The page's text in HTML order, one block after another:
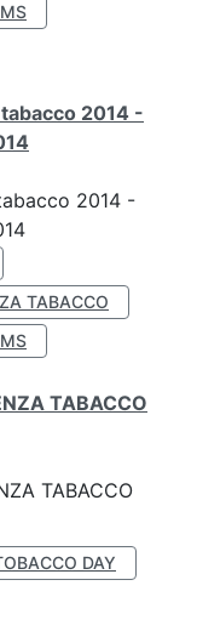
2014 -
2014 -
TABACCO
TABACCO
TABACCO
DAY